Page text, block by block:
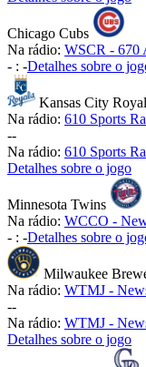
Chicago Cubs
Na rádio: WSCR - 670
- : -Detalhes sobre o
Kansas City
Na rádio: 610 Sports
--
Na rádio: 610 Sports
Detalhes sobre o jogo
Minnesota Twins
Na rádio: WCCO -
- : -Detalhes sobre o
Milwaukee
Na rádio: WTMJ -
--
Na rádio: WTMJ -
Detalhes sobre o jogo